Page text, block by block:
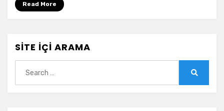
Read More
SITE İÇI ARAMA
for: